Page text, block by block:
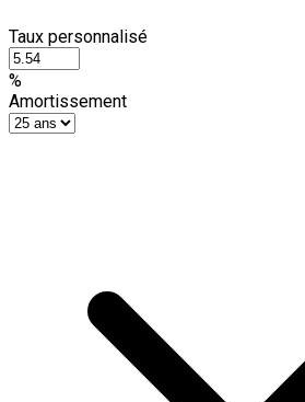
Taux personnalisé
%
Amortissement